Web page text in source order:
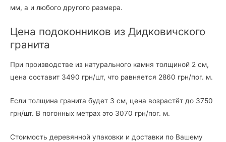
мм, а и любого другого размера.
Цена подоконников из Дидковичского
гранита
При производстве из натурального камня толщиной 2 см,
цена составит 3490 грн/шт, что равняется 2860 грн/пог. м.
Если толщина гранита будет 3 см, цена возрастёт до 3750
грн/шт. В погонных метрах это 3070 грн/пог. м.
Стоимость деревянной упаковки и доставки по Вашему